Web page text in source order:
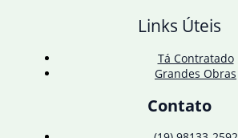
Links Úteis
Tá Contratado
Grandes Obras
Contato